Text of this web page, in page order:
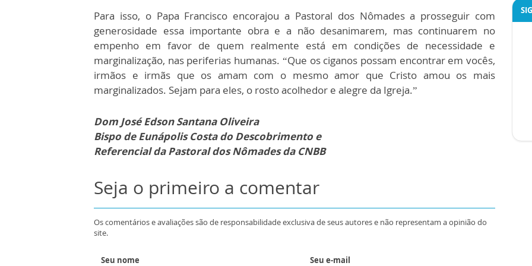
Para isso, o Papa Francisco encorajou a Pastoral dos Nômades a prosseguir com
generosidade essa importante obra e a não desanimarem, mas continuarem no
empenho em favor de quem realmente está em condições de necessidade e
marginalização, nas periferias humanas. “Que os ciganos possam encontrar em vocês,
irmãos e irmãs que os amam com o mesmo amor que Cristo amou os mais
marginalizados. Sejam para eles, o rosto acolhedor e alegre da Igreja.”
Dom José Edson Santana Oliveira
Bispo de Eunápolis Costa do Descobrimento e
Referencial da Pastoral dos Nômades da CNBB
Seja o primeiro a comentar
Os comentários e avaliações são de responsabilidade exclusiva de seus autores e não representam a opinião do
site.
Seu nome Seu e-mail